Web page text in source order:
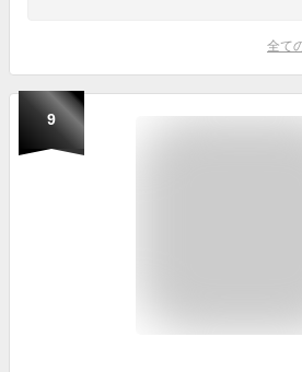
全て
9